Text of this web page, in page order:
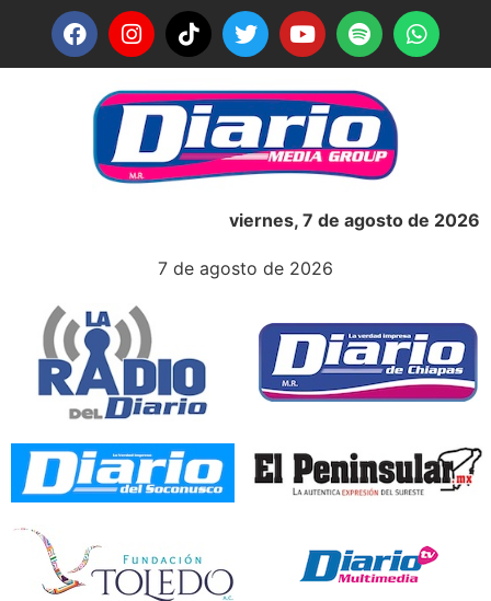
viernes, 7 de agosto de 2026
7 de agosto de 2026